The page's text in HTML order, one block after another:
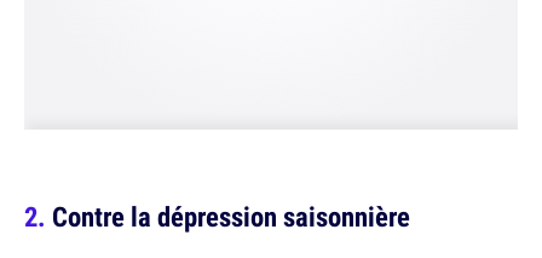
Contre la dépression saisonnière